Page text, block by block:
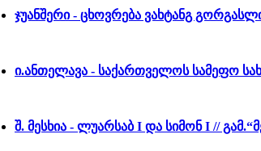
ჯუანშერი - ცხოვრება ვახტანგ
ი.ანთელავა - საქართველოს სამეფო
შ. მესხია - ლუარსაბ I და სიმონ I //